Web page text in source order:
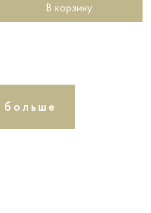
В корзину